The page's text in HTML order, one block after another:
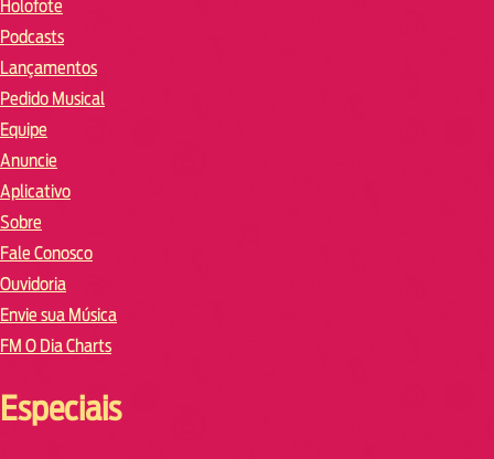
Holofote
Podcasts
Lançamentos
Pedido Musical
Equipe
Anuncie
Aplicativo
Sobre
Fale Conosco
Ouvidoria
Envie sua Música
FM O Dia Charts
Especiais